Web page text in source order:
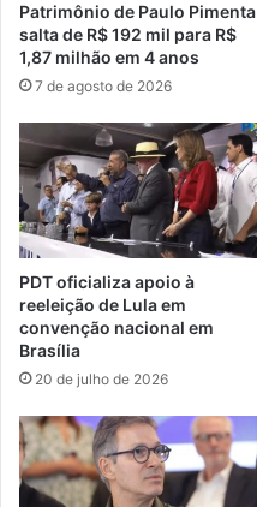
Patrimônio de Paulo Pimenta
salta de R$ 192 mil para R$
1,87 milhão em 4 anos
7 de agosto de 2026
PDT oficializa apoio à
reeleição de Lula em
convenção nacional em
Brasília
20 de julho de 2026